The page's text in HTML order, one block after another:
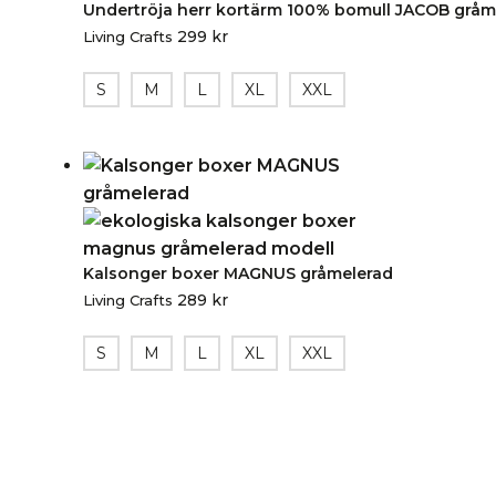
Undertröja herr kortärm 100% bomull JACOB
Living Crafts 299 kr
S M L XL XXL
Kalsonger boxer MAGNUS gråmelerad
Living Crafts 289 kr
S M L XL XXL